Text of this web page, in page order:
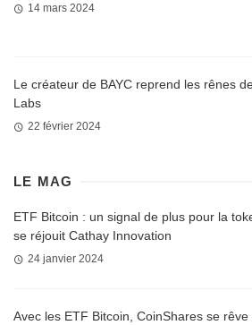
14 mars 2024
Le créateur de BAYC reprend les rênes
Labs
22 février 2024
LE MAG
ETF Bitcoin : un signal de plus pour la
se réjouit Cathay Innovation
24 janvier 2024
Avec les ETF Bitcoin, CoinShares se rêve